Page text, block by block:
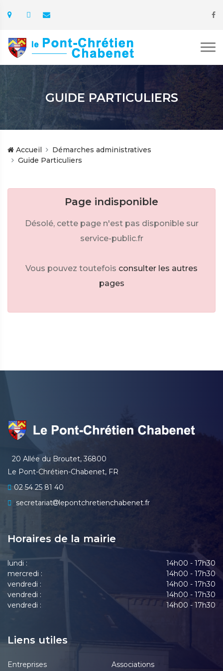
GUIDE PARTICULIERS
Accueil
Démarches administratives
Guide Particuliers
Page indisponible
Désolé, cette page n'est pas disponible sur
service-public.fr
Vous pouvez toutefois consulter les autres
pages
20 Allée du Broutet, 36800
Le Pont-Chrétien-Chabenet, FR
02 54 25 81 40
secretariat
lepontchretienchabenet.fr
Horaires de la mairie
lundi :
14h00 - 17h30
mercredi :
14h00 - 17h30
vendredi :
14h00 - 17h30
vendredi :
14h00 - 17h30
vendredi :
14h00 - 17h30
Liens utiles
Entreprises Associations